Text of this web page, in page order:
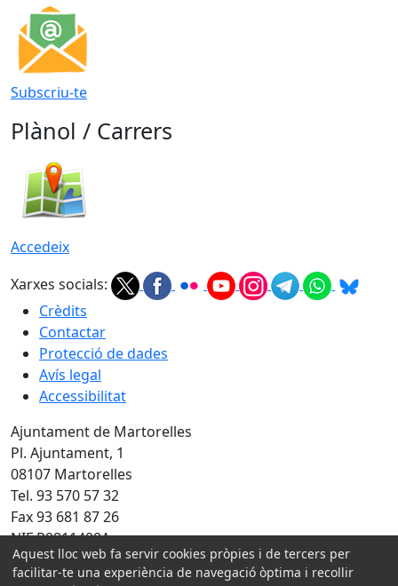
Subscriu-te
Plànol / Carrers
Accedeix
Xarxes socials:
Crèdits
Contactar
Protecció de dades
Avís legal
Accessibilitat
Ajuntament de Martorelles
Pl. Ajuntament, 1
08107 Martorelles
Tel. 93 570 57 32
Fax 93 681 87 26
NIF P0811400A
Amb la col·laboració de:
Aquest lloc web fa servir cookies pròpies i de tercers per
facilitar-te una experiència de navegació òptima i recollir